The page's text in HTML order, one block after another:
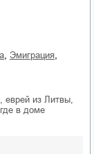
эмиграция
еврей из Литвы,
в доме